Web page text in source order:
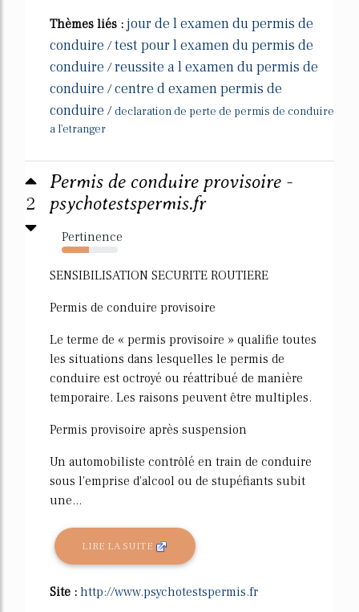
Thèmes liés : jour de l examen du permis de
conduire /test pour l examen du permis de
conduire /reussite a l examen du permis de
conduire /centre d examen permis de
conduire / declaration de perte de permis de conduire
a l'etranger
2
Permis de conduire provisoire -
psychotestspermis.fr
Pertinence
49%
SENSIBILISATION SECURITE ROUTIERE
Permis de conduire provisoire
Le terme de « permis provisoire » qualifie toutes
les situations dans lesquelles le permis de
conduire est octroyé ou réattribué de manière
temporaire. Les raisons peuvent être multiples.
Permis provisoire après suspension
Un automobiliste contrôlé en train de conduire
sous l'emprise d'alcool ou de stupéfiants subit
une...
LIRE LA SUITE
Site : http://www.psychotestspermis.fr